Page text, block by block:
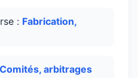
: Fabrication,
Comités, arbitrages